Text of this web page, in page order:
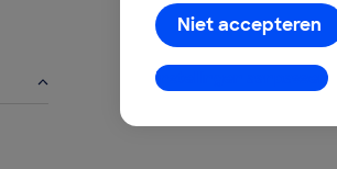
Niet accepteren
Instellingen aanpassen